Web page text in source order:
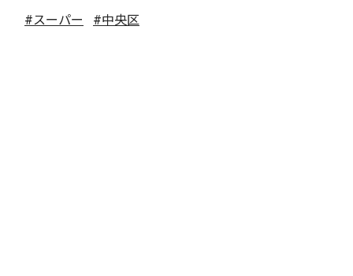
#スーパー #中央区